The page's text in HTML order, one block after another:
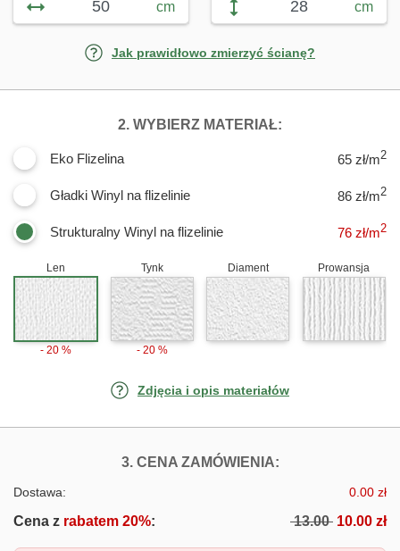
cm cm
Jak prawidłowo zmierzyć ścianę?
2. WYBIERZ MATERIAŁ:
Eko Flizelina 65 zł/m2
Gładki Winyl na flizelinie 86 zł/m2
Strukturalny Winyl na flizelinie 76 zł/m2
Len
- 20 %
Tynk
- 20 %
Diament Prowansja
Zdjęcia i opis materiałów
3. CENA ZAMÓWIENIA:FOTOTAPETY
Dostawa: 0.00 zł
Cena z rabatem 20%: 13.00 10.00 zł